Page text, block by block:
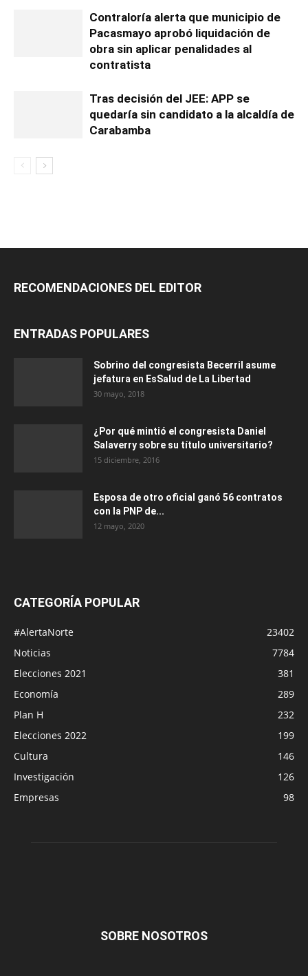
Contraloría alerta que municipio de
Pacasmayo aprobó liquidación de
obra sin aplicar penalidades al
contratista
Tras decisión del JEE: APP se
quedaría sin candidato a la alcaldía de
Carabamba
RECOMENDACIONES DEL EDITOR
ENTRADAS POPULARES
Sobrino del congresista Becerril asume
jefatura en EsSalud de La Libertad
30 mayo, 2018
¿Por qué mintió el congresista Daniel
Salaverry sobre su título universitario?
15 diciembre, 2016
Esposa de otro oficial ganó 56 contratos
con la PNP de...
12 mayo, 2020
CATEGORÍA POPULAR
#AlertaNorte
23402
Noticias
7784
Elecciones 2021
381
Economía
289
Plan H
232
Elecciones 2022
199
Cultura
146
Investigación
126
Empresas
98
SOBRE NOSOTROS